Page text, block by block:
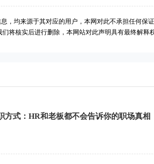
，均来源于其对应的用户，本网对此不承担任何保
将核实后进行删除，本网站对此声明具有最终解释权
方式：HR和老板都不会告诉你的职场真相